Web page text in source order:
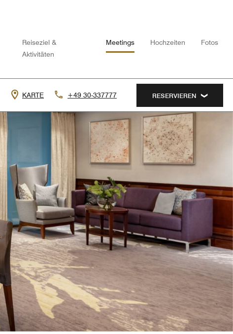
Reiseziel &
Aktivitäten
Meetings Hochzeiten Fotos
KARTE +49 30-337777 RESERVIEREN